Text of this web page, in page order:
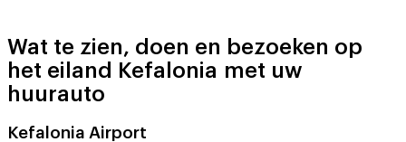
Wat te zien, doen en bezoeken op
het eiland Kefalonia met uw
huurauto
Kefalonia Airport